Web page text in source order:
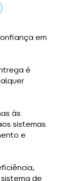
em
é
às
sistemas
e
de